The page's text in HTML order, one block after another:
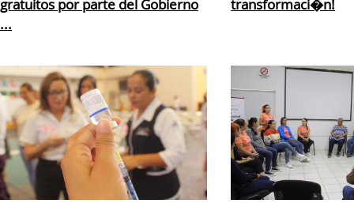
gratuitos por parte del Gobierno
...
transformaci�n!